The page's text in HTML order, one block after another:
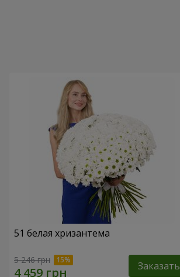
51 белая хризантема
5 246 грн Заказать